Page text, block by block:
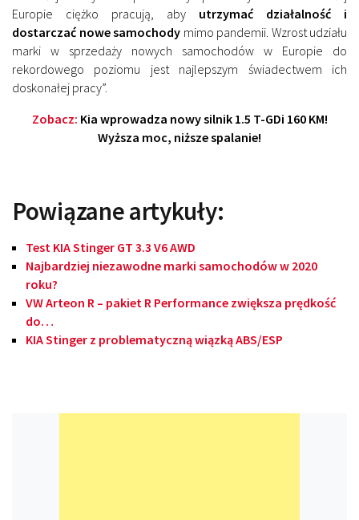
Europie ciężko pracują, aby utrzymać działalność i
dostarczać nowe samochody mimo pandemii. Wzrost udziału
marki w sprzedaży nowych samochodów w Europie do
rekordowego poziomu jest najlepszym świadectwem ich
doskonałej pracy”.
Zobacz: Kia wprowadza nowy silnik 1.5 T-GDi 160 KM!
Wyższa moc, niższe spalanie!
Powiązane artykuły:
Test KIA Stinger GT 3.3 V6 AWD
Najbardziej niezawodne marki samochodów w 2020
roku?
VW Arteon R – pakiet R Performance zwiększa prędkość
do…
KIA Stinger z problematyczną wiązką ABS/ESP